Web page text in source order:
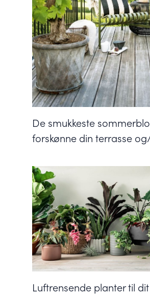
De smukkeste
forskønne din terrasse
Luftrensende planter til